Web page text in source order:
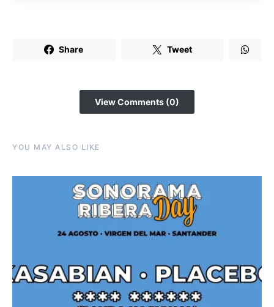
Share Tweet
View Comments (0)
YOU MAY ALSO LIKE